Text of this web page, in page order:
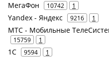
МегаФон 10742 1
Yandex - Яндекс 9216 1
МТС - Мобильные
15759 1
1С 9594 1